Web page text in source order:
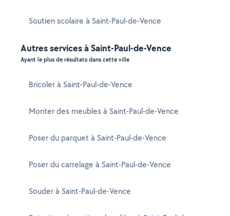
Soutien scolaire à Saint-Paul-de-Vence
Autres services à Saint-Paul-de-Vence
Ayant le plus de résultats dans cette ville
Bricoler à Saint-Paul-de-Vence
Monter des meubles à Saint-Paul-de-Vence
Poser du parquet à Saint-Paul-de-Vence
Poser du carrelage à Saint-Paul-de-Vence
Souder à Saint-Paul-de-Vence